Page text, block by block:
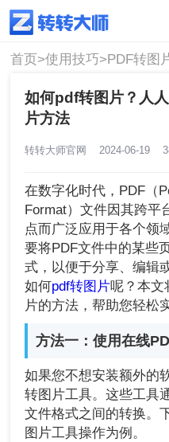
使用技巧
首页>使用技巧>PDF转图
如何pdf转图片？人
片方法
转转大师官网 2024-06-19
在数字化时代，PDF（
Format）文件因其跨平
点而广泛应用于各个领
要将PDF文件中的某些
式，以便于分享、编辑
如何pdf转图片呢？本文
片的方法，帮助您轻松
方法一：使用在线
如果您不想安装额外的
转图片工具。这些工具
文件格式之间的转换。
图片工具操作为例。